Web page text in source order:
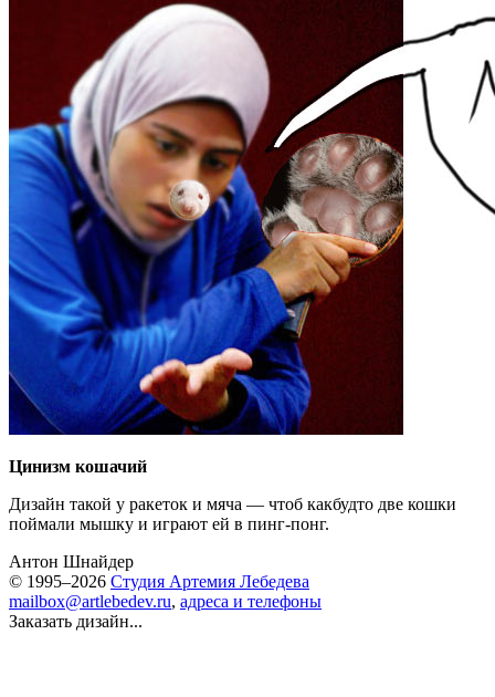
Цинизм кошачий
Дизайн такой у ракеток и мяча — чтоб какбудто две кошки
поймали мышку и играют ей в пинг-понг.
Антон Шнайдер
© 1995–2026 Студия Артемия Лебедева
mailbox@artlebedev.ru, адреса и телефоны
Заказать дизайн...